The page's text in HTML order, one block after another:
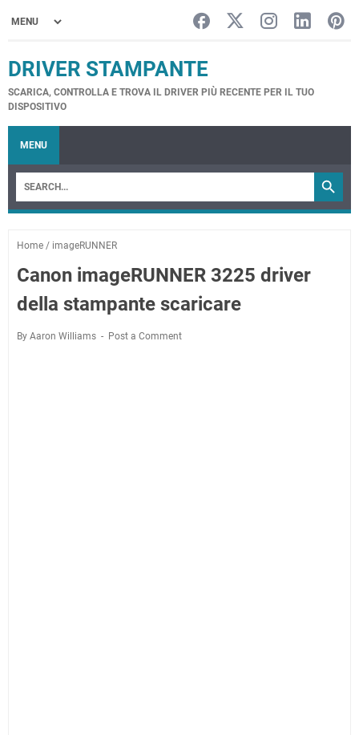
DRIVER STAMPANTE
SCARICA, CONTROLLA E TROVA IL DRIVER PIÙ RECENTE PER IL TUO
DISPOSITIVO
MENU
Home / imageRUNNER
Canon imageRUNNER 3225 driver
della stampante scaricare
By Aaron Williams Post a Comment